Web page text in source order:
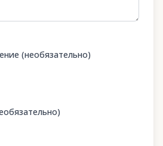
(необязательно)